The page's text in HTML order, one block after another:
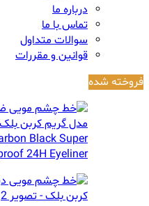
درباره ما
تماس با ما
سوالات متداول
قوانین و مقررات
فروخته شده